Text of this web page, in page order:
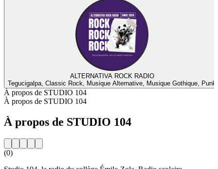
ALTERNATIVA ROCK RADIO
Tegucigalpa, Classic Rock, Musique Alternative, Musique Gothique, Punk
À propos de STUDIO 104
À propos de STUDIO 104
À propos de STUDIO 104
(0)